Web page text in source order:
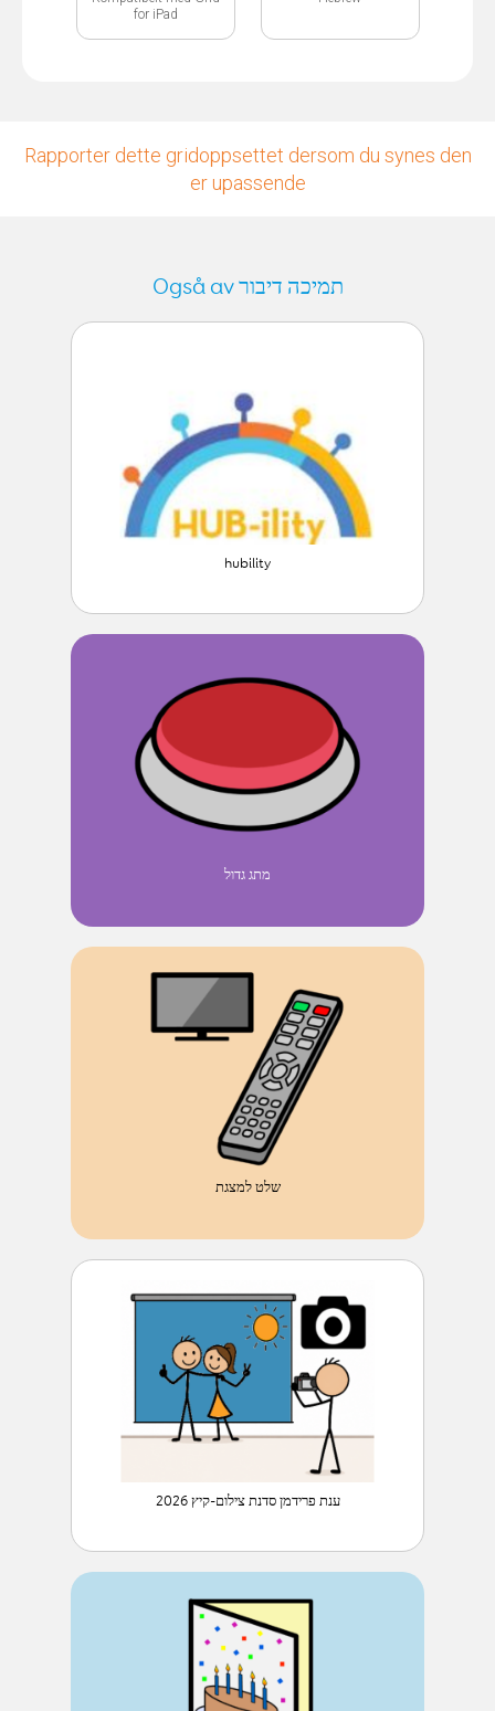
for iPad
Rapporter dette gridoppsettet dersom du synes den
er upassende
Også av תמיכה דיבור
hubility
מתג גדול
שלט למצגת
ענת פרידמן סדנת צילום-קיץ 2026